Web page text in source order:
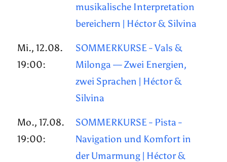
musikalische Interpretation
bereichern | Héctor & Silvina
Mi., 12.08.
19:00:
SOMMERKURSE - Vals &
Milonga — Zwei Energien,
zwei Sprachen | Héctor &
Silvina
Mo., 17.08.
19:00:
SOMMERKURSE - Pista -
Navigation und Komfort in
der Umarmung | Héctor &